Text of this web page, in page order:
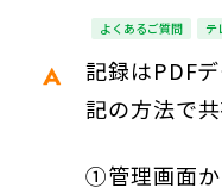
よくあるご質問 テ
記録はPDF
記の方法で
①管理画面か